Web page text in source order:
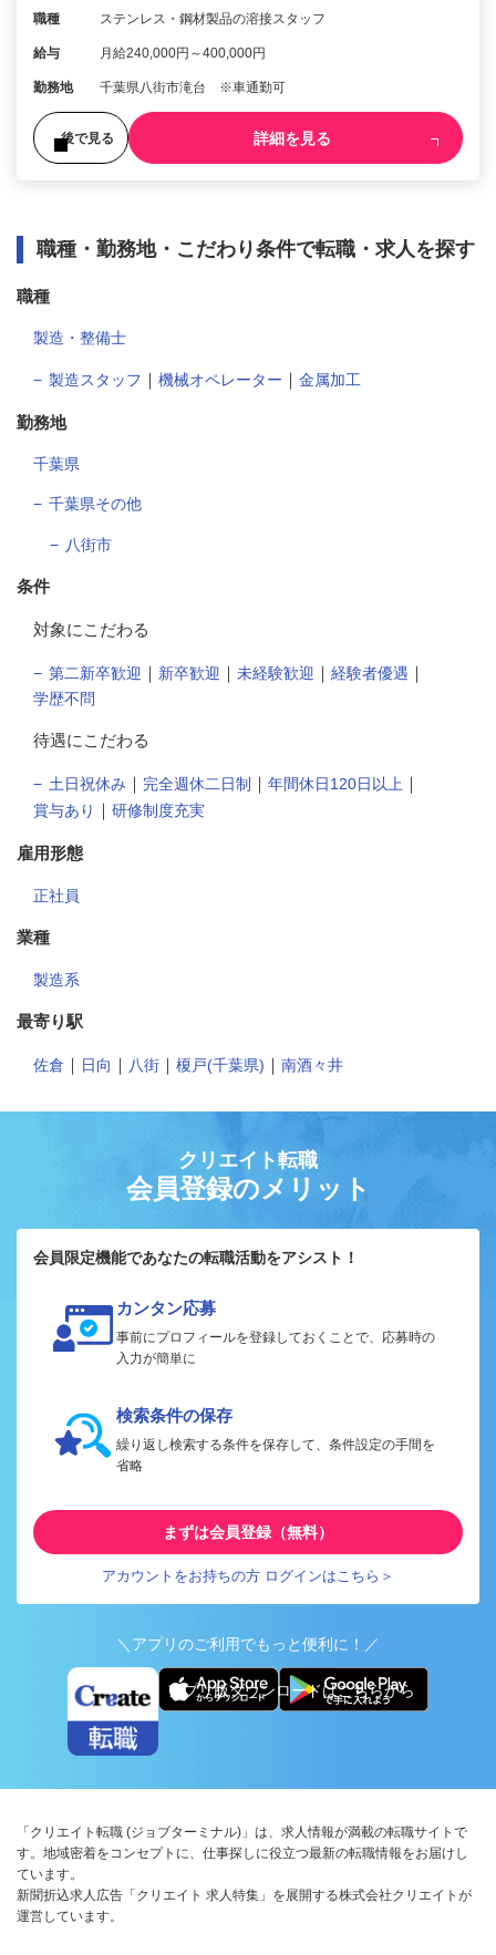
職種 ステンレス・鋼材製品の溶接スタッフ
給与 月給240,000円～400,000円
勤務地 千葉県八街市滝台 ※車通勤可
後で見る 詳細を見る
職種・勤務地・こだわり条件で転職・求人を探す
職種
製造・整備士
製造スタッフ ｜ 機械オペレーター ｜ 金属加工
勤務地
千葉県
千葉県その他
八街市
条件
対象にこだわる
第二新卒歓迎 ｜ 新卒歓迎 ｜ 未経験歓迎 ｜ 経験者優遇 ｜
学歴不問
待遇にこだわる
土日祝休み ｜ 完全週休二日制 ｜ 年間休日120日以上 ｜
賞与あり ｜ 研修制度充実
雇用形態
正社員
業種
製造系
最寄り駅
佐倉 ｜ 日向 ｜ 八街 ｜ 榎戸(千葉県) ｜ 南酒々井
クリエイト転職
会員登録のメリット
会員限定機能であなたの転職活動をアシスト！
カンタン応募
事前にプロフィールを登録しておくことで、応募時の
入力が簡単に
検索条件の保存
繰り返し検索する条件を保存して、条件設定の手間を
省略
まずは会員登録（無料）
アカウントをお持ちの方 ログインはこちら＞
＼アプリのご利用でもっと便利に！／
アプリ版ダウンロードはこちらから
「クリエイト転職 (ジョブターミナル)」は、求人情報が満載の転職サイトで
す。地域密着をコンセプトに、仕事探しに役立つ最新の転職情報をお届けし
ています。
新聞折込求人広告「クリエイト 求人特集」を展開する株式会社クリエイトが
運営しています。